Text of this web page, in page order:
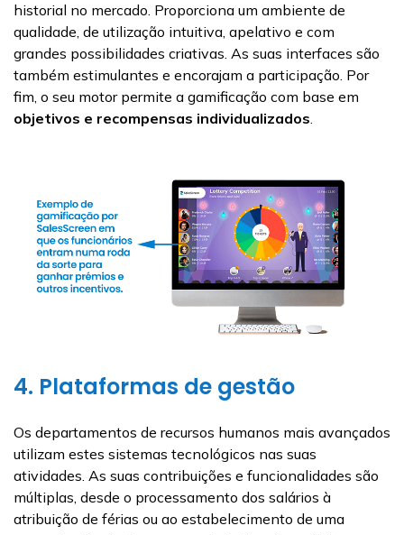
historial no mercado. Proporciona um ambiente de
qualidade, de utilização intuitiva, apelativo e com
grandes possibilidades criativas. As suas interfaces são
também estimulantes e encorajam a participação. Por
fim, o seu motor permite a gamificação com base em
objetivos e recompensas individualizados.
4. Plataformas de gestão
Os departamentos de recursos humanos mais avançados
utilizam estes sistemas tecnológicos nas suas
atividades. As suas contribuições e funcionalidades são
múltiplas, desde o processamento dos salários à
atribuição de férias ou ao estabelecimento de uma